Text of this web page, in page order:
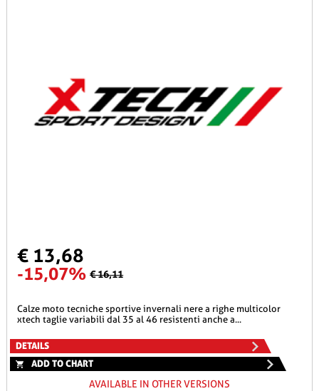
€ 13,68
-15,07% € 16,11
calze moto tecniche sportive invernali nere a righe multicolor
xtech taglie variabili dal 35 al 46 resistenti anche a...
DETAILS
ADD TO CHART
AVAILABLE IN OTHER VERSIONS